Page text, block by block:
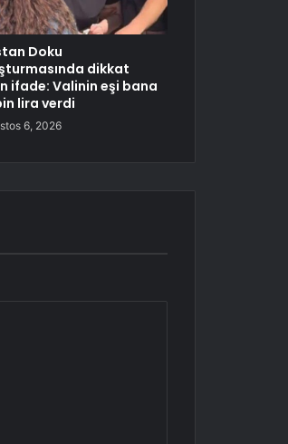
Doku
dikkat
ifade: Valinin eşi bana
lira verdi
6, 2026